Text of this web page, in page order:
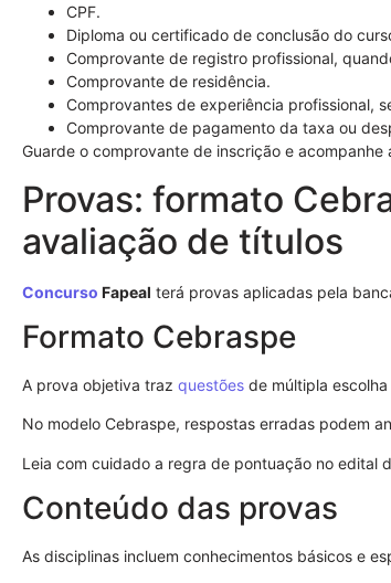
CPF.
Diploma ou certificado de conclusão do
Comprovante de registro profissional,
Comprovante de residência.
Comprovantes de experiência profissional,
Comprovante de pagamento da taxa ou
Guarde o comprovante de inscrição e
Provas: formato
avaliação de títulos
Concurso Fapeal terá provas aplicadas pela
Formato Cebraspe
A prova objetiva traz questões de múltipla
No modelo Cebraspe, respostas erradas podem
Leia com cuidado a regra de pontuação no edital
Conteúdo das provas
As disciplinas incluem conhecimentos básicos e